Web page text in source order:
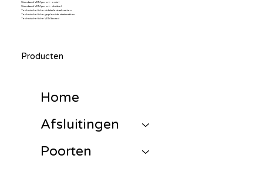
Standaard VDM poort - enkel
Standaard VDM poort - dubbel
Technische fiche dubbele staalmatten
Technische fiche geplooide staalmatten
Technische fiche VDM board
Producten
Home
Afsluitingen
Poorten